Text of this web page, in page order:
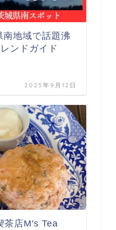
南地域で話題沸
ンドガイド
2025年9月12日
茶店M's Tea